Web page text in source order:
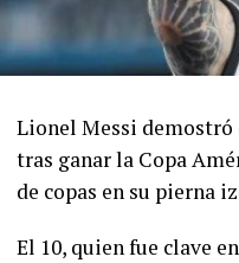
Lionel Messi demostró
tras ganar la Copa
de copas en su pierna
El 10, quien fue clave